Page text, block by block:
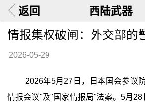
返回 西陆武器
情报集权破闸：外交部的
2026-05-29
2026年5月27日，日本国会参议
情报会议"及"国家情报局"法案。5月28